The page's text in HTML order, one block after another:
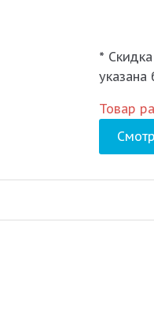
*
указана
Товар